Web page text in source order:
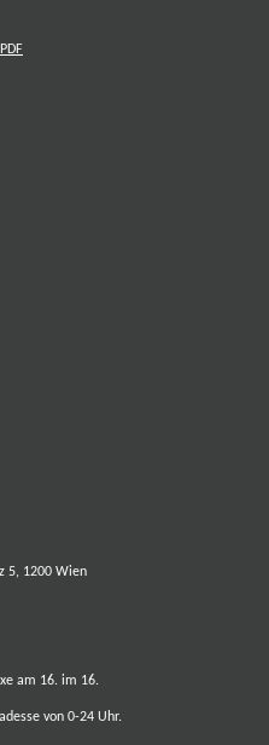
5, 1200 Wien
am 16. im 16.
von 0-24 Uhr.